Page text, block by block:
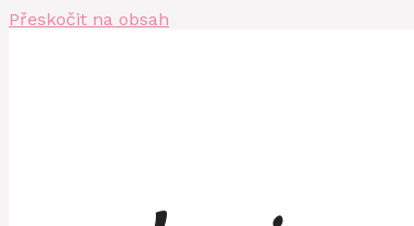
Přeskočit na obsah